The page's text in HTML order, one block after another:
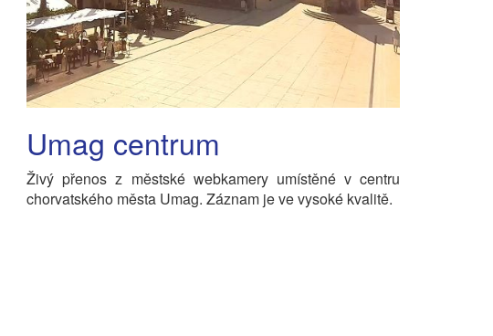
Umag centrum
Živý přenos z městské webkamery umístěné v centru
chorvatského města Umag. Záznam je ve vysoké kvalitě.